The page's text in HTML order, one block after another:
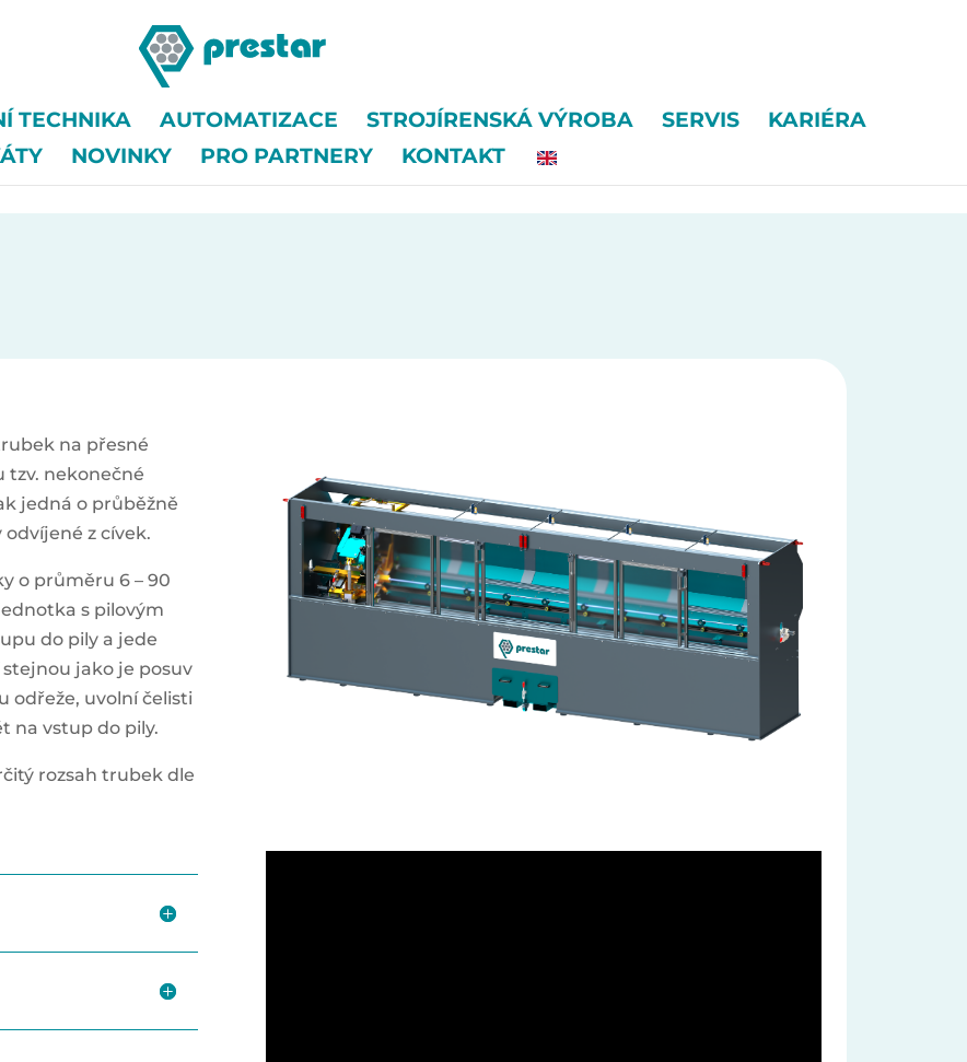
TECHNIKA AUTOMATIZACE STROJÍRENSKÁ VÝROBA SERVIS
KARIÉRA
NOVINKY PRO PARTNERY KONTAKT
na přesné
nekonečné
jedná o průběžně
z cívek.
o průměru 6 – 90
s pilovým
do pily a jede
jako je posuv
odřeže, uvolní čelisti
na vstup do pily.
rozsah trubek dle